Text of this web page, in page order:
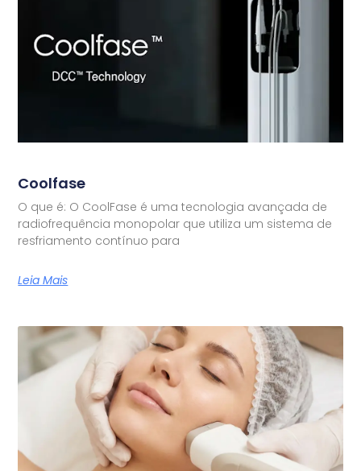
Coolfase
O que é: O CoolFase é uma tecnologia avançada de
radiofrequência monopolar que utiliza um sistema de
resfriamento contínuo para
Leia Mais